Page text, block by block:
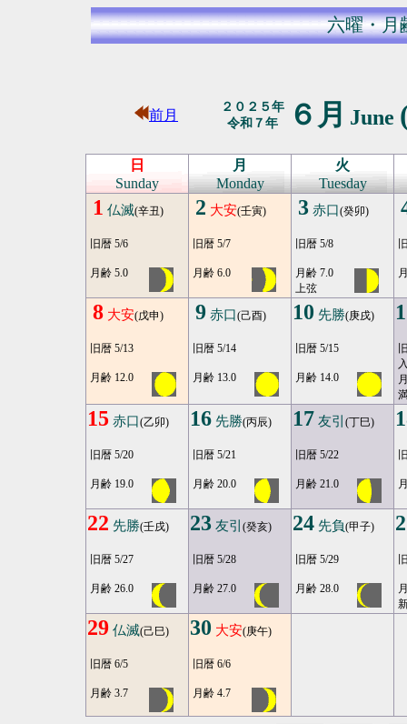
六曜・月
前月
２０２５年
令和７年
６月 June
日
Sunday
月
Monday
火
Tuesday
1 仏滅(辛丑)
旧暦 5/6
月齢 5.0
2 大安(壬寅)
旧暦 5/7
月齢 6.0
3 赤口(癸卯)
旧暦 5/8
月齢 7.0
上弦
8 大安(戊申)
旧暦 5/13
月齢 12.0
9 赤口(己酉)
旧暦 5/14
月齢 13.0
10 先勝(庚戌)
旧暦 5/15
月齢 14.0
15 赤口(乙卯)
旧暦 5/20
月齢 19.0
16 先勝(丙辰)
旧暦 5/21
月齢 20.0
17 友引 (丁巳)
旧暦 5/22
月齢 21.0
22 先勝(壬戌)
旧暦 5/27
月齢 26.0
23 友引 (癸亥)
旧暦 5/28
月齢 27.0
24 先負(甲子)
旧暦 5/29
月齢 28.0
29 仏滅(己巳)
旧暦 6/5
月齢 3.7
30 大安(庚午)
旧暦 6/6
月齢 4.7